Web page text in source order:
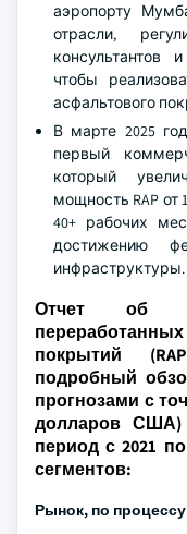
аэропорту
отрасли,
консультантов
чтобы
асфальтового
В марте 2025
первый
который
мощность RAP от
40+ рабочих
достижению
инфраструктуры.
Отчет об
покрытий
подробный
прогнозами с
долларов
период с 2021
сегментов:
Рынок, по